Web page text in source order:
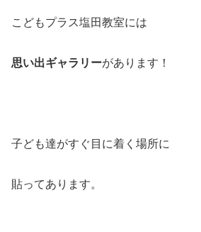
こどもプラス塩田教室には
思い出ギャラリーがあります！
子ども達がすぐ目に着く場所に
貼ってあります。